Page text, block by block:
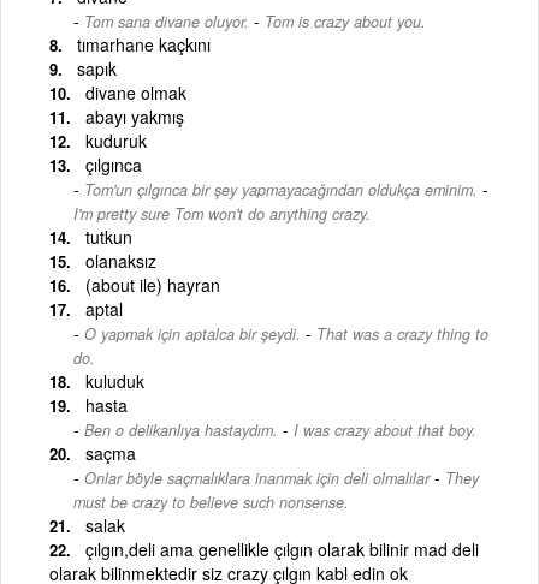
Tom sana divane oluyor. - Tom is crazy about you.
tımarhane kaçkını
sapık
divane olmak
abayı yakmış
kuduruk
çılgınca
Tom'un çılgınca bir şey yapmayacağından oldukça eminim. -
I'm pretty sure Tom won't do anything crazy.
tutkun
olanaksız
(about ile) hayran
aptal
O yapmak için aptalca bir şeydi. - That was a crazy thing to
do.
kuluduk
hasta
Ben o delikanlıya hastaydım. - I was crazy about that boy.
saçma
Onlar böyle saçmalıklara inanmak için deli olmalılar- They
must be crazy to believe such nonsense.
salak
çılgın,deli ama genellikle çılgın olarak bilinir mad deli
olarak bilinmektedir siz crazy çılgın kabl edin ok